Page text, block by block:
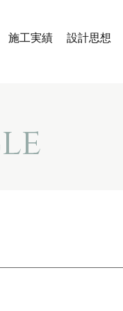
施工実績 設計思想